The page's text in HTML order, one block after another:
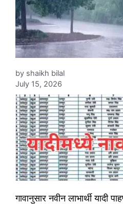
by shaikh bilal
July 15, 2026
गावानुसार नवीन लाभार्थी यादी